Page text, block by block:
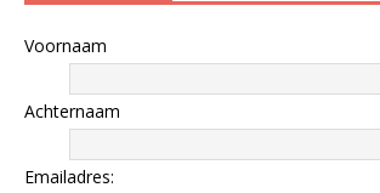
Voornaam
Achternaam
Emailadres: